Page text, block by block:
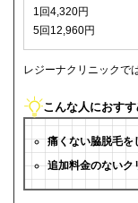
1回4,320円
5回12,960円
レジーナクリニックで
こんな人におすす
痛くない脇脱毛を
追加料金のないク